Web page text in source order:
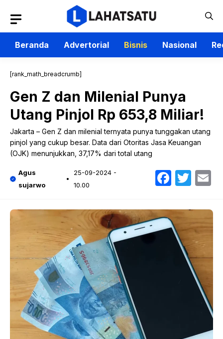
isi
Beranda
Advertorial Bisnis Nasional
[rank_math_breadcrumb]
Gen Z dan Milenial Punya
Utang Pinjol Rp 653,8 Miliar!
Jakarta – Gen Z dan milenial ternyata punya tunggakan utang
pinjol yang cukup besar. Data dari Otoritas Jasa Keuangan
(OJK) menunjukkan, 37,17% dari total utang
Agus
sujarwo
25-09-2024 -
10.00